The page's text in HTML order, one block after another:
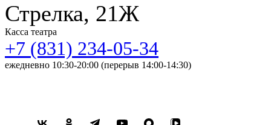
Стрелка, 21Ж
Касса театра
+7 (831) 234-05-34
ежедневно 10:30-20:00 (перерыв 14:00-14:30)